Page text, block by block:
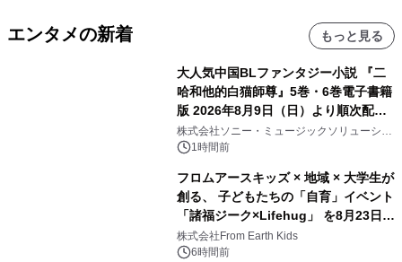
エンタメの新着 もっと見る
大人気中国BLファンタジー小説 『二
哈和他的白猫師尊』5巻・6巻電子書籍
版 2026年8月9日（日）より順次配信
開始
株式会社ソニー・ミュージックソリューショ
ンズ1時間前
フロムアースキッズ × 地域 × 大学生が
創る、 子どもたちの「自育」イベント
「諸福ジーク×Lifehug」 を8月23日
(日)開催
株式会社From Earth Kids
6時間前